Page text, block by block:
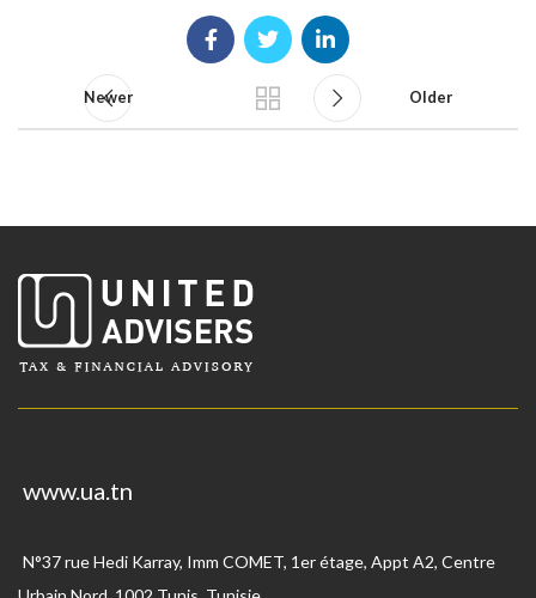
Newer Older
www.ua.tn
N°37 rue Hedi Karray, Imm COMET, 1er étage, Appt A2, Centre